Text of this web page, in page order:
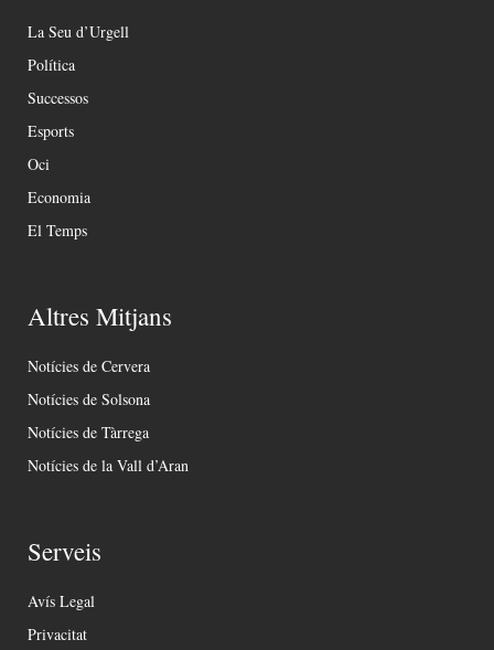
La Seu d’Urgell
Política
Successos
Esports
Oci
Economia
El Temps
Altres Mitjans
Notícies de Cervera
Notícies de Solsona
Notícies de Tàrrega
Notícies de la Vall d’Aran
Serveis
Avís Legal
Privacitat